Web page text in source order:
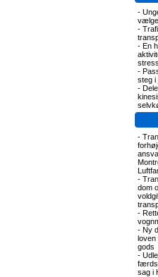
-
vælge
-
- En
stress
-
steg i
-
-
-
dom
-
- Ny
loven
gods
-
sag i